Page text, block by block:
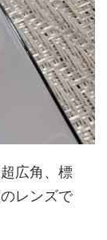
広角、標
レンズで